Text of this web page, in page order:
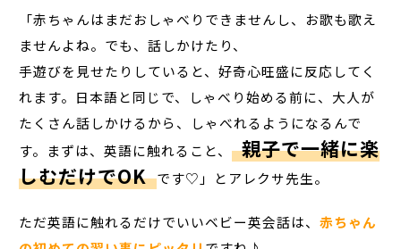
「赤ちゃんはまだおしゃべりできませんし、お歌も歌え
ませんよね。でも、話しかけたり、
手遊びを見せたりしていると、好奇心旺盛に反応してく
れます。日本語と同じで、しゃべり始める前に、大人が
たくさん話しかけるから、しゃべれるようになるんで
す。まずは、英語に触れること、 親子で一緒に楽
しむだけでOK です♡」とアレクサ先生。
ただ英語に触れるだけでいいベビー英会話は、赤ちゃん